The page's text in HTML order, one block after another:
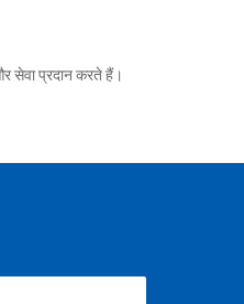
सेवा प्रदान करते हैं।